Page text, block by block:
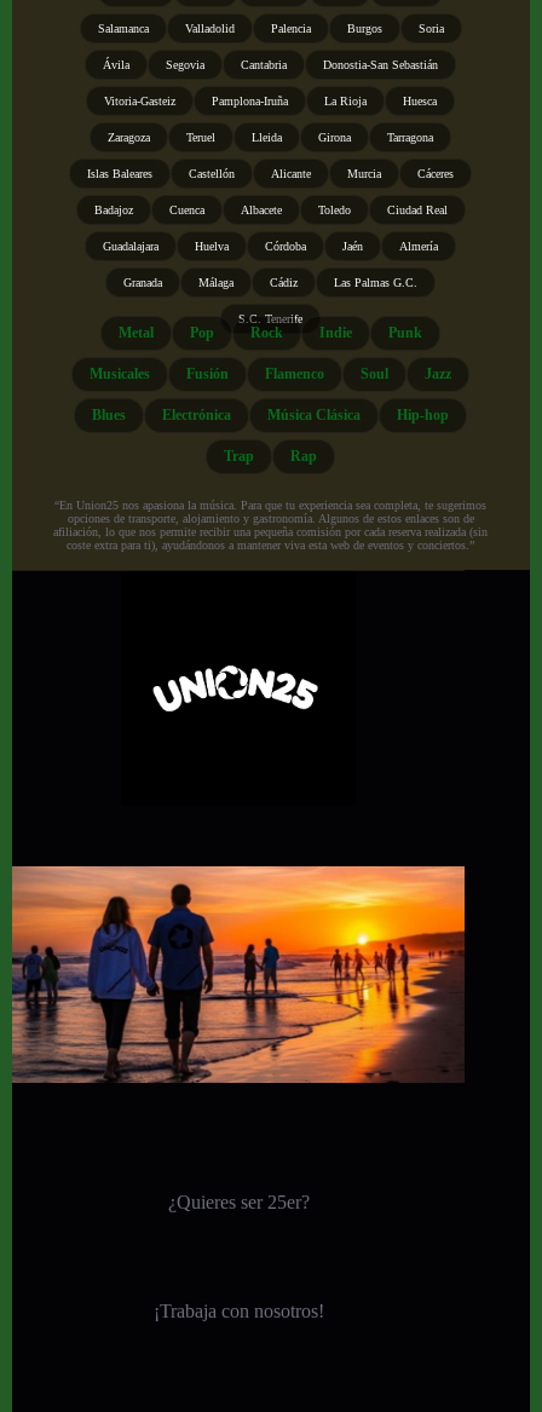
Salamanca Valladolid Palencia Burgos Soria
Ávila Segovia Cantabria Donostia-San Sebastián
Vitoria-Gasteiz Pamplona-Iruña La Rioja Huesca
Zaragoza Teruel Lleida Girona Tarragona
Islas Baleares Castellón Alicante Murcia Cáceres
Badajoz Cuenca Albacete Toledo Ciudad Real
Guadalajara Huelva Córdoba Jaén Almería
Granada Málaga Cádiz Las Palmas G.C.
S.C. Tenerife
Metal Pop Rock Indie Punk
Musicales Fusión Flamenco Soul Jazz
Blues Electrónica Música Clásica Hip-hop
Trap Rap
“En Union25 nos apasiona la música. Para que tu experiencia sea completa, te sugerimos
opciones de transporte, alojamiento y gastronomía. Algunos de estos enlaces son de
afiliación, lo que nos permite recibir una pequeña comisión por cada reserva realizada (sin
coste extra para ti), ayudándonos a mantener viva esta web de eventos y conciertos.”
¿Quieres ser 25er?
¡Trabaja con nosotros!